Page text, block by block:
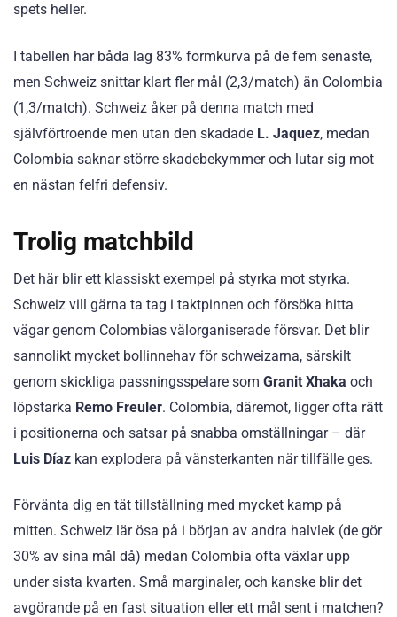
spets heller.
I tabellen har båda lag 83% formkurva på de fem senaste,
men Schweiz snittar klart fler mål (2,3/match) än Colombia
(1,3/match). Schweiz åker på denna match med
självförtroende men utan den skadade L. Jaquez, medan
Colombia saknar större skadebekymmer och lutar sig mot
en nästan felfri defensiv.
Trolig matchbild
Det här blir ett klassiskt exempel på styrka mot styrka.
Schweiz vill gärna ta tag i taktpinnen och försöka hitta
vägar genom Colombias välorganiserade försvar. Det blir
sannolikt mycket bollinnehav för schweizarna, särskilt
genom skickliga passningsspelare som Granit Xhaka och
löpstarka Remo Freuler. Colombia, däremot, ligger ofta rätt
i positionerna och satsar på snabba omställningar – där
Luis Díaz kan explodera på vänsterkanten när tillfälle ges.
Förvänta dig en tät tillställning med mycket kamp på
mitten. Schweiz lär ösa på i början av andra halvlek (de gör
30% av sina mål då) medan Colombia ofta växlar upp
under sista kvarten. Små marginaler, och kanske blir det
avgörande på en fast situation eller ett mål sent i matchen?